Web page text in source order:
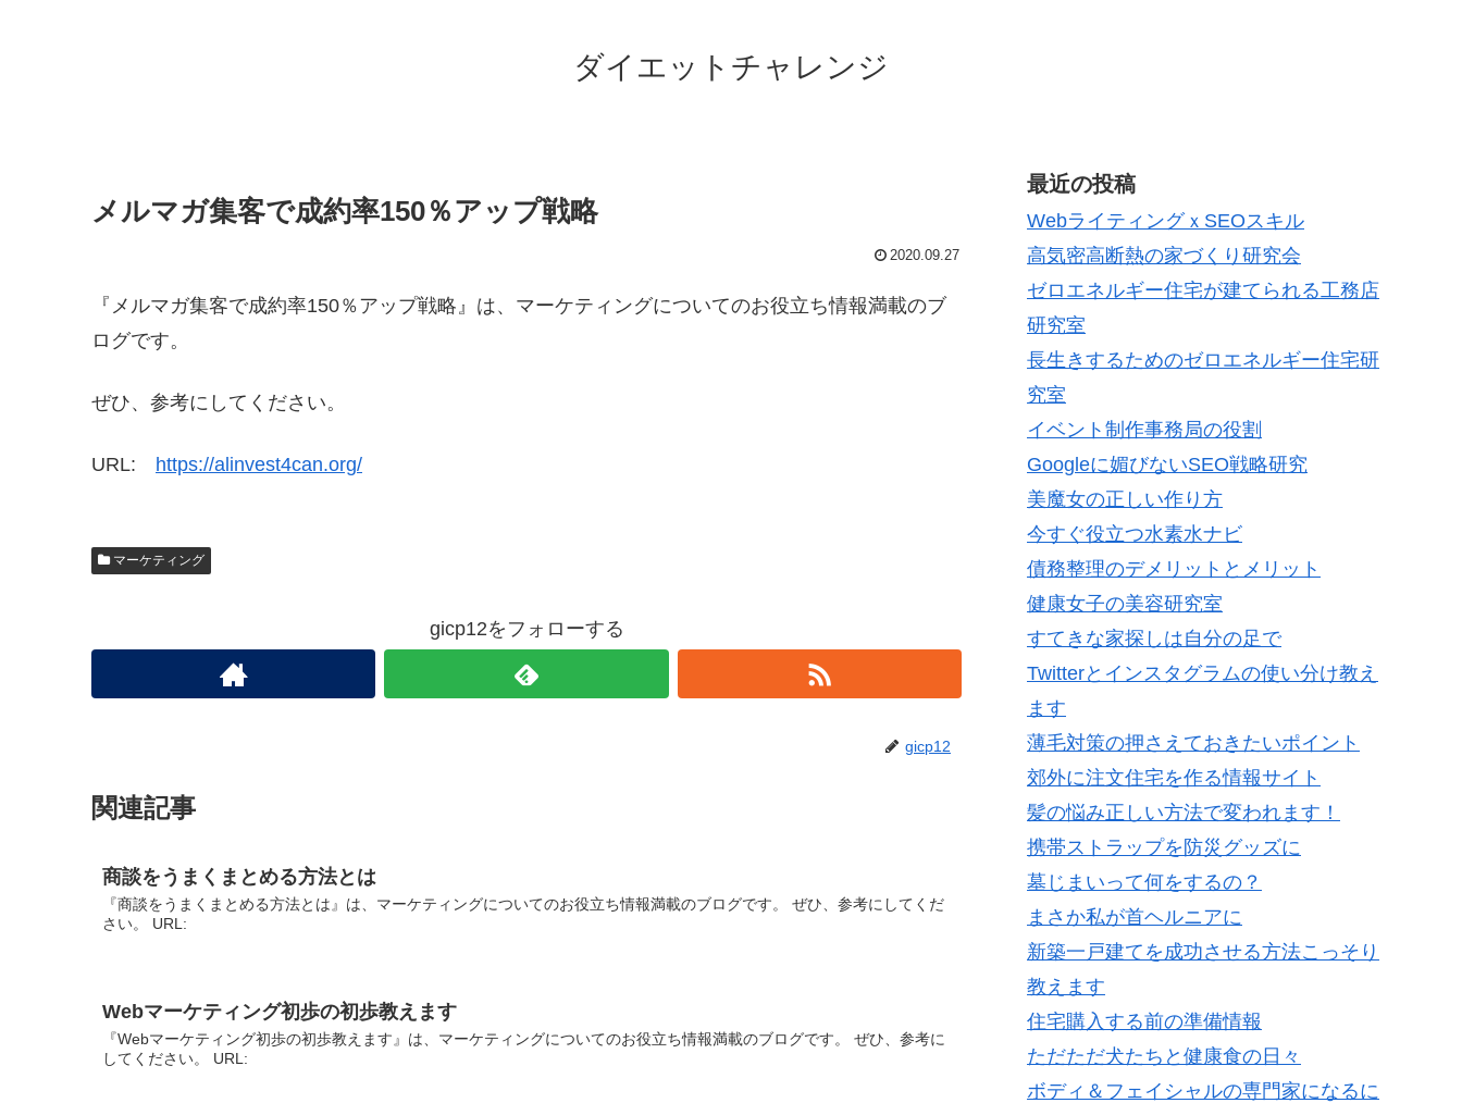
ダイエットチャレンジ
メルマガ集客で成約率150％アップ戦略
2020.09.27
『メルマガ集客で成約率150％アップ戦略』は、マーケティングについてのお役立ち情報満載のブ
ログです。
ぜひ、参考にしてください。
URL: https://alinvest4can.org/
マーケティング
gicp12をフォローする
gicp12
関連記事
商談をうまくまとめる方法とは
『商談をうまくまとめる方法とは』は、マーケティングについてのお役立ち情報満載のブログです。 ぜひ、参考にしてくだ
さい。 URL:
Webマーケティング初歩の初歩教えます
『Webマーケティング初歩の初歩教えます』は、マーケティングについてのお役立ち情報満載のブログです。 ぜひ、参考に
してください。 URL:
最近の投稿
WebライティングｘSEOスキル
高気密高断熱の家づくり研究会
ゼロエネルギー住宅が建てられる工務店
研究室
長生きするためのゼロエネルギー住宅研
究室
イベント制作事務局の役割
Googleに媚びないSEO戦略研究
美魔女の正しい作り方
今すぐ役立つ水素水ナビ
債務整理のデメリットとメリット
健康女子の美容研究室
すてきな家探しは自分の足で
Twitterとインスタグラムの使い分け教え
ます
薄毛対策の押さえておきたいポイント
郊外に注文住宅を作る情報サイト
髪の悩み正しい方法で変われます！
携帯ストラップを防災グッズに
墓じまいって何をするの？
まさか私が首ヘルニアに
新築一戸建てを成功させる方法こっそり
教えます
住宅購入する前の準備情報
ただただ犬たちと健康食の日々
ボディ＆フェイシャルの専門家になるに